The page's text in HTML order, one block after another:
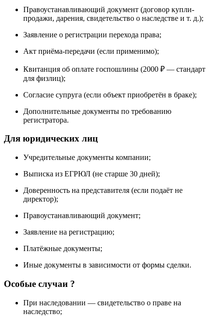
Правоустанавливающий документ (договор купли-
продажи, дарения, свидетельство о наследстве и т. д.);
Заявление о регистрации перехода права;
Акт приёма-передачи (если применимо);
Квитанция об оплате госпошлины (2000 ₽ — стандарт
для физлиц);
Согласие супруга (если объект приобретён в браке);
Дополнительные документы по требованию
регистратора.
Для юридических лиц
Учредительные документы компании;
Выписка из ЕГРЮЛ (не старше 30 дней);
Доверенность на представителя (если подаёт не
директор);
Правоустанавливающий документ;
Заявление на регистрацию;
Платёжные документы;
Иные документы в зависимости от формы сделки.
Особые случаи ?
При наследовании — свидетельство о праве на
наследство;